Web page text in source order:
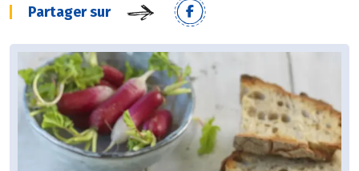
Partager sur